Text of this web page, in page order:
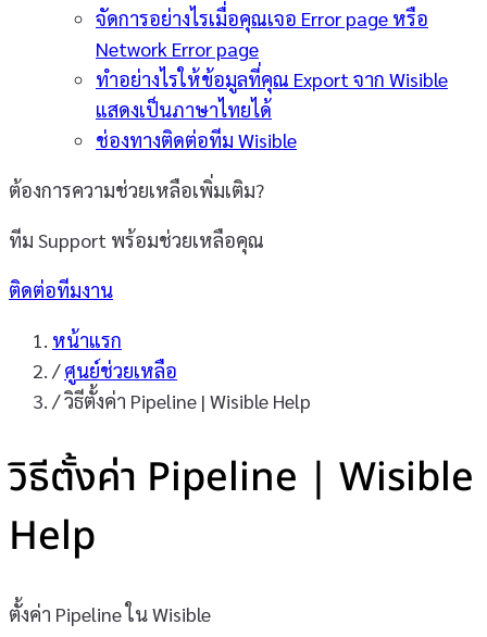
จัดการอย่างไรเมื่อคุณเจอ Error page หรือ
Network Error page
ทำอย่างไรให้ข้อมูลที่คุณ Export จาก Wisible
แสดงเป็นภาษาไทยได้
ช่องทางติดต่อทีม Wisible
ต้องการความช่วยเหลือเพิ่มเติม?
ทีม Support พร้อมช่วยเหลือคุณ
ติดต่อทีมงาน
หน้าแรก
/ ศูนย์ช่วยเหลือ
/วิธีตั้งค่า Pipeline | Wisible Help
วิธีตั้งค่า Pipeline | Wisible
Help
ตั้งค่า Pipeline ใน Wisible